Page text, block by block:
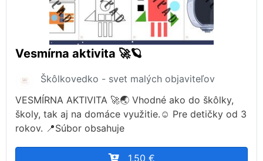
Vesmírna aktivita 🚀🪐
Škôlkovedko - svet malých objaviteľov
VESMÍRNA AKTIVITA 🚀🌏 Vhodné ako do škôlky,
školy, tak aj na domáce využitie.☺️ Pre detičky od 3
rokov. 📍Súbor obsahuje
1,50 €